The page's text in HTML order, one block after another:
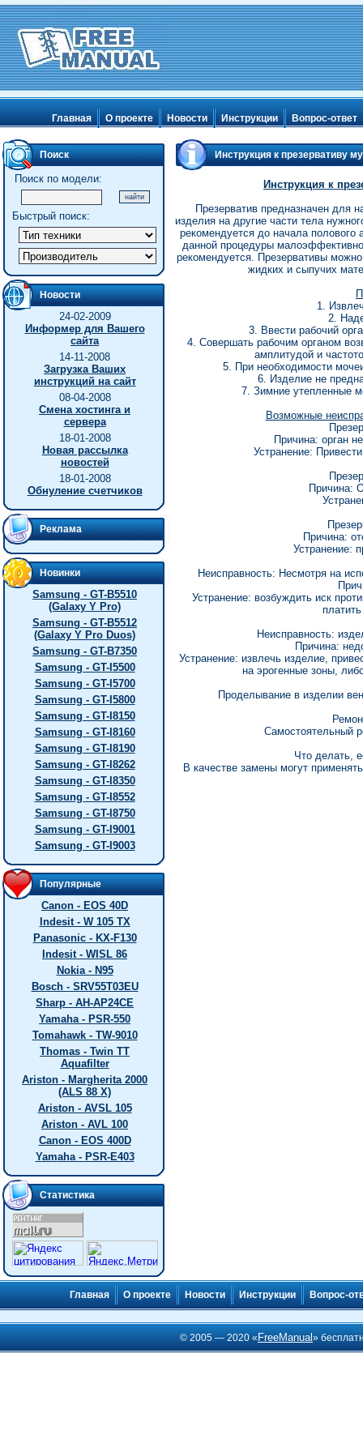
Главная О проекте Новости Инструкции Вопрос-ответ
Поиск
Поиск по модели:
Быстрый поиск:
Новости
24-02-2009
Информер для Вашего
сайта
14-11-2008
Загрузка Ваших
инструкций на сайт
08-04-2008
Смена хостинга и
сервера
18-01-2008
Новая рассылка
новостей
18-01-2008
Обнуление счетчиков
Реклама
Новинки
Samsung - GT-B5510
(Galaxy Y Pro)
Samsung - GT-B5512
(Galaxy Y Pro Duos)
Samsung - GT-B7350
Samsung - GT-I5500
Samsung - GT-I5700
Samsung - GT-I5800
Samsung - GT-I8150
Samsung - GT-I8160
Samsung - GT-I8190
Samsung - GT-I8262
Samsung - GT-I8350
Samsung - GT-I8552
Samsung - GT-I8750
Samsung - GT-I9001
Samsung - GT-I9003
Популярные
Canon - EOS 40D
Indesit - W 105 TX
Panasonic - KX-F130
Indesit - WISL 86
Nokia - N95
Bosch - SRV55T03EU
Sharp - AH-AP24CE
Yamaha - PSR-550
Tomahawk - TW-9010
Thomas - Twin TT
Aquafilter
Ariston - Margherita 2000
(ALS 88 X)
Ariston - AVSL 105
Ariston - AVL 100
Canon - EOS 400D
Yamaha - PSR-E403
Статистика
Инструкция к презервативу
Инструкция к
Презерватив предназначен для
изделия на другие части тела
рекомендуется до начала
данной процедуры
рекомендуется. Презервативы
жидких и сыпучих
1.
2.
3. Ввести рабочий
4. Совершать рабочим органом
амплитудой и
5. При необходимости
6. Изделие не
7. Зимние утепленные
Возможные
Причина: орган
Устранение:
Причина:
Причина:
Устранение:
Неисправность: Несмотря на
Устранение: возбуждить иск
Неисправность:
Причина:
Устранение: извлечь изделие,
на эрогенные зоны,
Проделывание в изделии
Самостоятельный
Что делать,
В качестве замены могут
Главная О проекте Новости Инструкции Вопрос-
© 2005 — 2020 « FreeManual»